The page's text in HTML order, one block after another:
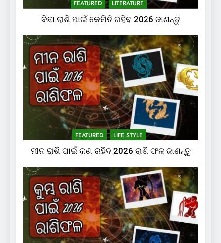
FEATURED LITERATURE
ବିଛା ରାଶି ପାଇଁ କେମିତି ରହିବ 2026 ଜାଣନ୍ତୁ
FEATURED LIFE STYLE
ମୀନ ରାଶି ପାଇଁ କଣ ରହିବ 2026 ରାଶି ଫଳ ଜାଣନ୍ତୁ